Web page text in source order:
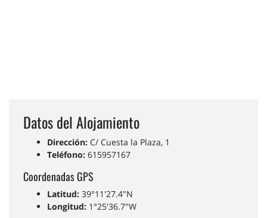
Datos del Alojamiento
Dirección: C/ Cuesta la Plaza, 1
Teléfono: 615957167
Coordenadas GPS
Latitud: 39°11'27.4"N
Longitud: 1°25'36.7"W